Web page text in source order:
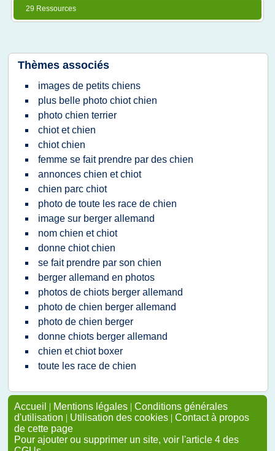
29 Ressources
Thèmes associés
images de petits chiens
plus belle photo chiot chien
photo chien terrier
chiot et chien
chiot chien
femme se fait prendre par des chien
annonces chien et chiot
chien parc chiot
photo de toute les race de chien
image sur berger allemand
nom chien et chiot
donne chiot chien
se fait prendre par son chien
berger allemand en photos
photos de chiots berger allemand
photo de chien berger allemand
photo de chien berger
donne chiots berger allemand
chien et chiot boxer
toute les race de chien
Accueil | Mentions légales | Conditions générales
d'utilisation | Utilisation des cookies | Contact à propos
de cette page
Pour ajouter ou supprimer un site, voir l'article 4 des